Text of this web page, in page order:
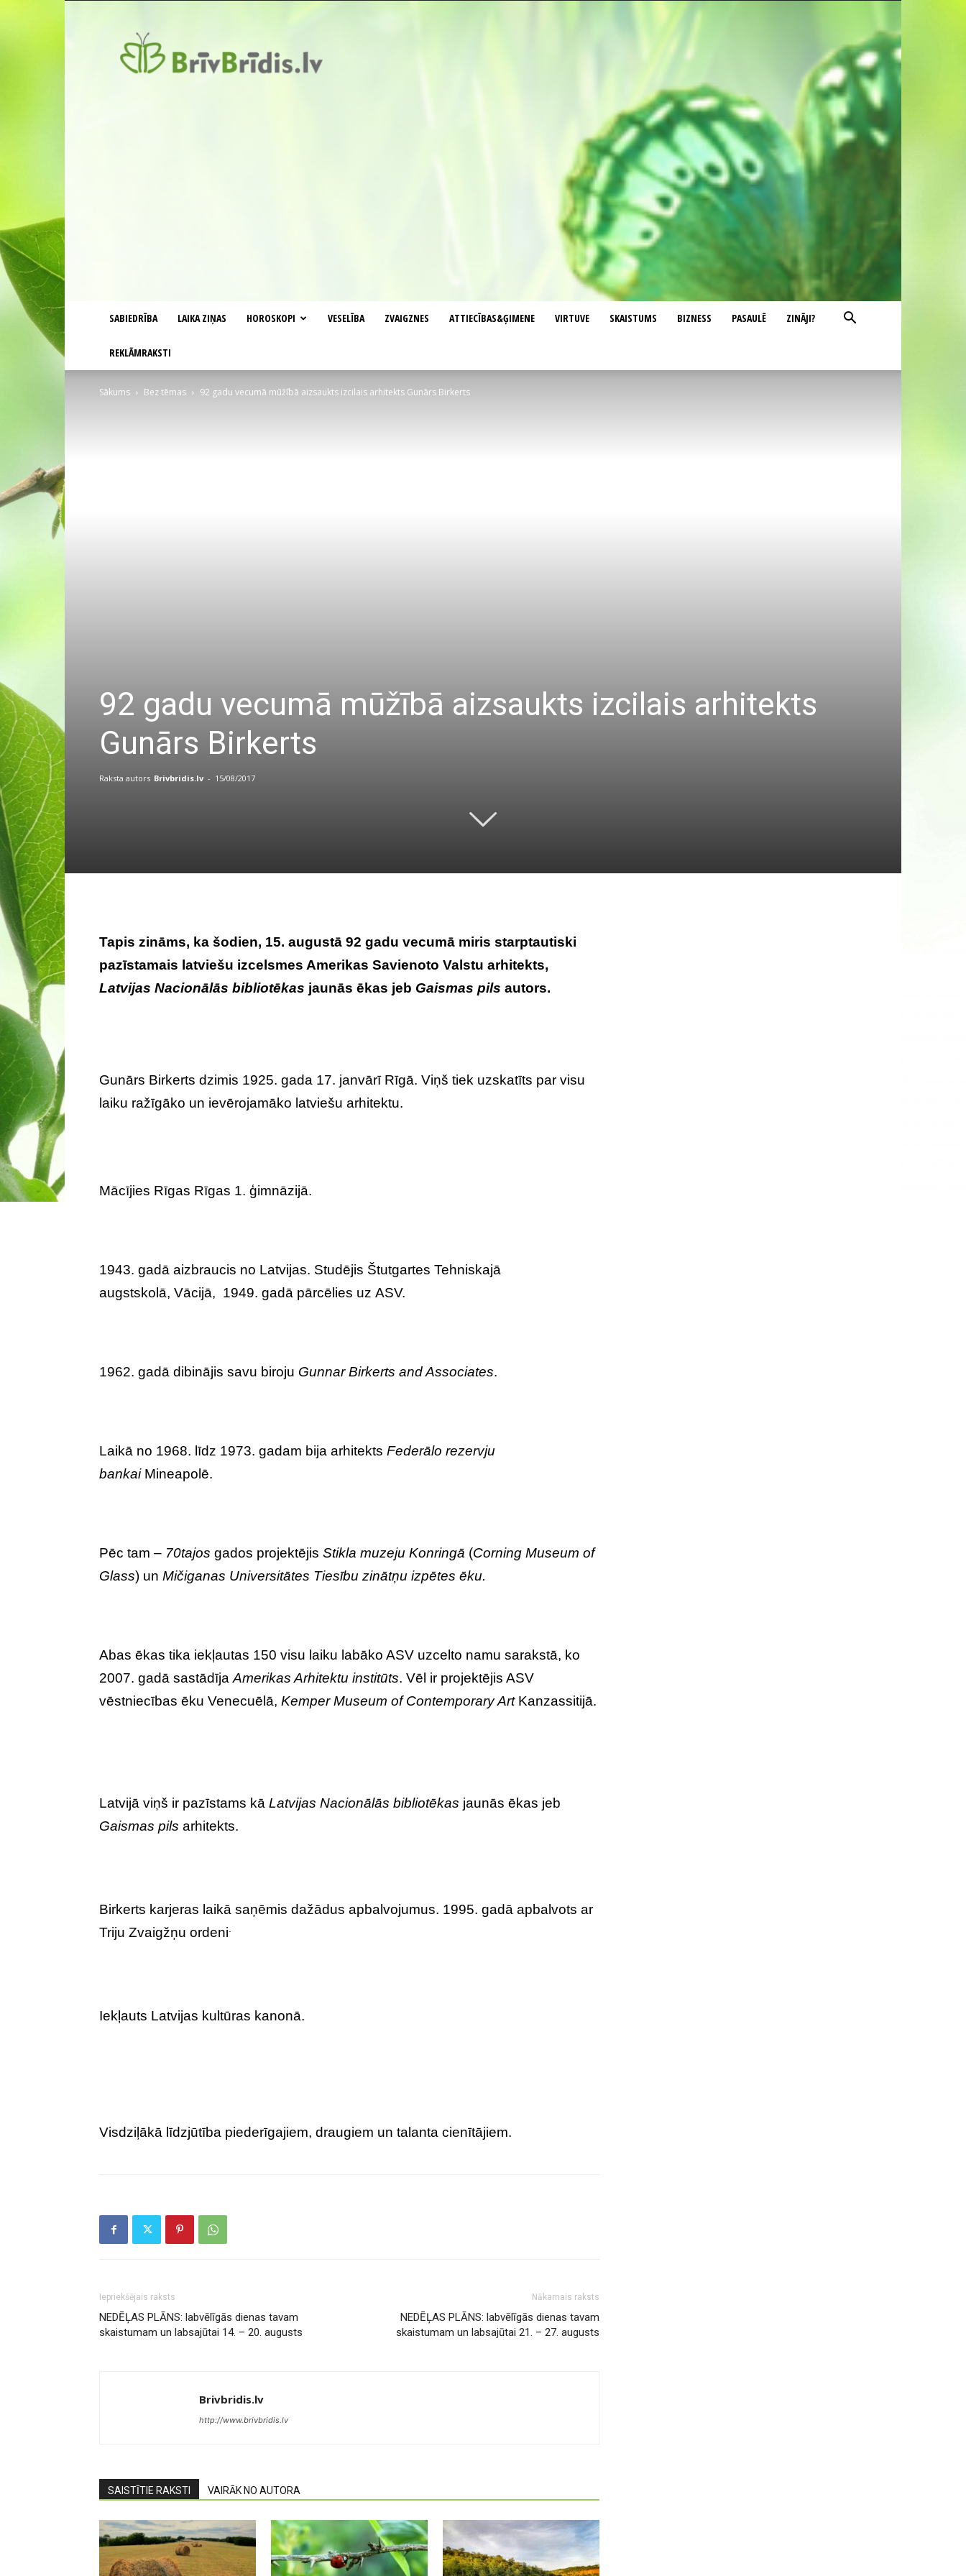
SABIEDRĪBA LAIKA ZIŅAS HOROSKOPI VESELĪBA ZVAIGZNES ATTIECĪBAS&ĢIMENE VIRTUVE SKAISTUMS BIZNESS PASAULĒ ZINĀJI?
REKLĀMRAKSTI
Sākums Bez tēmas 92 gadu vecumā mūžībā aizsaukts izcilais arhitekts Gunārs Birkerts
92 gadu vecumā mūžībā aizsaukts izcilais arhitekts
Gunārs Birkerts
Raksta autors Brivbridis.lv - 15/08/2017
Tapis zināms, ka šodien, 15. augustā 92 gadu vecumā miris starptautiski
pazīstamais latviešu izcelsmes Amerikas Savienoto Valstu arhitekts,
Latvijas Nacionālās bibliotēkas jaunās ēkas jeb Gaismas pils autors.
Gunārs Birkerts dzimis 1925. gada 17. janvārī Rīgā. Viņš tiek uzskatīts par visu
laiku ražīgāko un ievērojamāko latviešu arhitektu.
Mācījies Rīgas Rīgas 1. ģimnāzijā.
1943. gadā aizbraucis no Latvijas. Studējis Štutgartes Tehniskajā
augstskolā, Vācijā, 1949. gadā pārcēlies uz ASV.
1962. gadā dibinājis savu biroju Gunnar Birkerts and Associates.
Laikā no 1968. līdz 1973. gadam bija arhitekts Federālo rezervju
bankaiMineapolē.
Pēc tam – 70tajos gados projektējis Stikla muzeju Konringā (Corning Museum of
Glass) un Mičiganas Universitātes Tiesību zinātņu izpētes ēku.
Abas ēkas tika iekļautas 150 visu laiku labāko ASV uzcelto namu sarakstā, ko
2007. gadā sastādīja Amerikas Arhitektu institūts. Vēl ir projektējis ASV
vēstniecības ēku Venecuēlā, Kemper Museum of Contemporary ArtKanzassitijā.
Latvijā viņš ir pazīstams kā Latvijas Nacionālās bibliotēkas jaunās ēkas jeb
Gaismas pils arhitekts.
Birkerts karjeras laikā saņēmis dažādus apbalvojumus. 1995. gadā apbalvots ar
Triju Zvaigžņu ordeni
Iekļauts Latvijas kultūras kanonā.
Visdziļākā līdzjūtība piederīgajiem, draugiem un talanta cienītājiem.
Iepriekšējais raksts
NEDĒĻAS PLĀNS: labvēlīgās dienas tavam
skaistumam un labsajūtai 14. – 20. augusts
Nākamais raksts
NEDĒĻAS PLĀNS: labvēlīgās dienas tavam
skaistumam un labsajūtai 21. – 27. augusts
Brivbridis.lv
http://www.brivbridis.lv
SAISTĪTIE RAKSTI VAIRĀK NO AUTORA